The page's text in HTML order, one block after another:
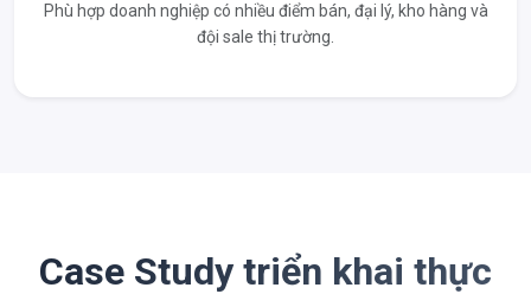
Phù hợp doanh nghiệp có nhiều điểm bán, đại lý, kho hàng và
đội sale thị trường.
Case Study triển khai thực